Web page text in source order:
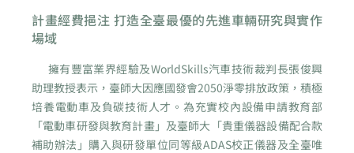
計畫經費挹注 打造全臺最優的先進車輛研究與實作
場域
擁有豐富業界經驗及WorldSkills汽車技術裁判長張俊興
助理教授表示，臺師大因應國發會2050淨零排放政策，積極
培養電動車及負碳技術人才。為充實校內設備申請教育部
「電動車研發與教育計畫」及臺師大「貴重儀器設備配合款
補助辦法」購入與研發單位同等級ADAS校正儀器及全臺唯